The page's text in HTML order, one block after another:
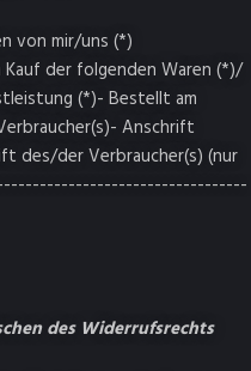
von mir/uns (*)
der folgenden Waren (*)/
(*)- Bestellt am
Anschrift
des/der Verbraucher(s) (nur
des Widerrufsrechts